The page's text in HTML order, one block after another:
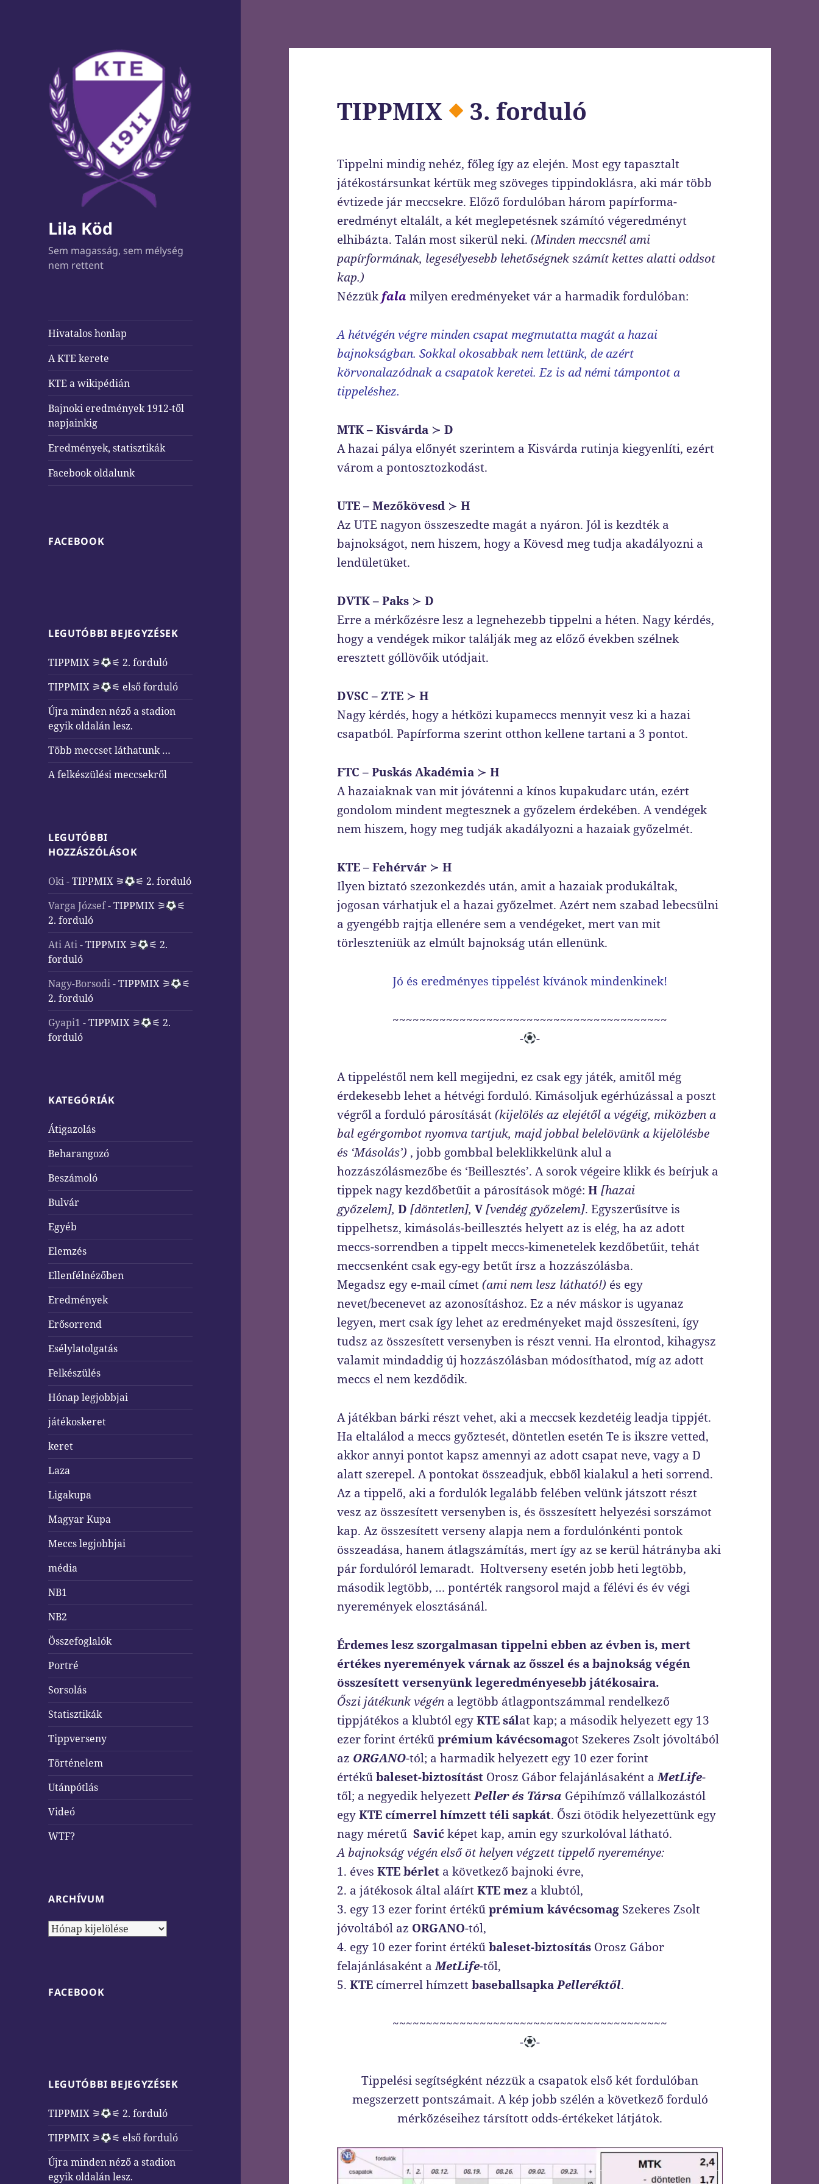
Lila Köd
Sem magasság, sem mélység
nem rettent
Hivatalos honlap
A KTE kerete
KTE a wikipédián
Bajnoki eredmények 1912-től
napjainkig
Eredmények, statisztikák
Facebook oldalunk
FACEBOOK
LEGUTÓBBI BEJEGYZÉSEK
TIPPMIX ⚞
⚟ 2. forduló
TIPPMIX ⚞
⚟ első forduló
Újra minden néző a stadion
egyik oldalán lesz.
Több meccset láthatunk …
A felkészülési meccsekről
LEGUTÓBBI
HOZZÁSZÓLÁSOK
Oki-TIPPMIX ⚞
⚟ 2. forduló
Varga József-TIPPMIX ⚞
⚟
2. forduló
Ati Ati-TIPPMIX ⚞
⚟ 2.
forduló
Nagy-Borsodi-TIPPMIX ⚞
⚟
2. forduló
Gyapi1 -TIPPMIX ⚞
⚟ 2.
forduló
KATEGÓRIÁK
Átigazolás
Beharangozó
Beszámoló
Bulvár
Egyéb
Elemzés
Ellenfélnézőben
Eredmények
Erősorrend
Esélylatolgatás
Felkészülés
Hónap legjobbjai
játékoskeret
keret
Laza
Ligakupa
Magyar Kupa
Meccs legjobbjai
média
NB1
NB2
Összefoglalók
Portré
Sorsolás
Statisztikák
Tippverseny
Történelem
Utánpótlás
Videó
WTF?
ARCHÍVUM
Archívum
FACEBOOK
LEGUTÓBBI BEJEGYZÉSEK
TIPPMIX ⚞
⚟ 2. forduló
TIPPMIX ⚞
⚟ első forduló
Újra minden néző a stadion
egyik oldalán lesz.
TIPPMIX 3. forduló
Tippelni mindig nehéz, főleg így az elején. Most egy tapasztalt
játékostársunkat kértük meg szöveges tippindoklásra, aki már több
évtizede jár meccsekre. Előző fordulóban három papírforma-
eredményt eltalált, a két meglepetésnek számító végeredményt
elhibázta. Talán most sikerül neki.(Minden meccsnél ami
papírformának, legesélyesebb lehetőségnek számít kettes alatti oddsot
kap.)
Nézzükfala milyen eredményeket vár a harmadik fordulóban:
A hétvégén végre minden csapat megmutatta magát a hazai
bajnokságban. Sokkal okosabbak nem lettünk, de azért
körvonalazódnak a csapatok keretei. Ez is ad némi támpontot a
tippeléshez.
MTK – Kisvárda ≻ D
A hazai pálya előnyét szerintem a Kisvárda rutinja kiegyenlíti, ezért
várom a pontosztozkodást.
UTE – Mezőkövesd ≻H
Az UTE nagyon összeszedte magát a nyáron. Jól is kezdték a
bajnokságot, nem hiszem, hogy a Kövesd meg tudja akadályozni a
lendületüket.
DVTK – Paks ≻ D
Erre a mérkőzésre lesz a legnehezebb tippelni a héten. Nagy kérdés,
hogy a vendégek mikor találják meg az előző években szélnek
eresztett góllövőik utódjait.
DVSC – ZTE ≻ H
Nagy kérdés, hogy a hétközi kupameccs mennyit vesz ki a hazai
csapatból. Papírforma szerint otthon kellene tartani a 3 pontot.
FTC – Puskás Akadémia ≻ H
A hazaiaknak van mit jóvátenni a kínos kupakudarc után, ezért
gondolom mindent megtesznek a győzelem érdekében. A vendégek
nem hiszem, hogy meg tudják akadályozni a hazaiak győzelmét.
KTE – Fehérvár ≻H
Ilyen biztató szezonkezdés után, amit a hazaiak produkáltak,
jogosan várhatjuk el a hazai győzelmet. Azért nem szabad lebecsülni
a gyengébb rajtja ellenére sem a vendégeket, mert van mit
törleszteniük az elmúlt bajnokság után ellenünk.
Jó és eredményes tippelést kívánok mindenkinek!
~~~~~~~~~~~~~~~~~~~~~~~~~~~~~~~~~~~~~~~~~
-
-
A tippeléstől nem kell megijedni, ez csak egy játék, amitől még
érdekesebb lehet a hétvégi forduló. Kimásoljuk egérhúzással a poszt
végről a forduló párosítását(kijelölés az elejétől a végéig, miközben a
bal egérgombot nyomva tartjuk, majd jobbal belelövünk a kijelölésbe
és ‘Másolás’) , jobb gombbal beleklikkelünk alul a
hozzászólásmezőbe és ‘Beillesztés’. A sorok végeire klikk és beírjuk a
tippek nagy kezdőbetűit a párosítások mögé:H [hazai
győzelem], D [döntetlen], V[vendég győzelem]. Egyszerűsítve is
tippelhetsz, kimásolás-beillesztés helyett az is elég, ha az adott
meccs-sorrendben a tippelt meccs-kimenetelek kezdőbetűit, tehát
meccsenként csak egy-egy betűt írsz a hozzászólásba.
Megadsz egy e-mail címet(ami nem lesz látható!) és egy
nevet/becenevet az azonosításhoz. Ez a név máskor is ugyanaz
legyen, mert csak így lehet az eredményeket majd összesíteni, így
tudsz az összesített versenyben is részt venni. Ha elrontod, kihagysz
valamit mindaddig új hozzászólásban módosíthatod, míg az adott
meccs el nem kezdődik.
A játékban bárki részt vehet, aki a meccsek kezdetéig leadja tippjét.
Ha eltalálod a meccs győztesét, döntetlen esetén Te is ikszre vetted,
akkor annyi pontot kapsz amennyi az adott csapat neve, vagy a D
alatt szerepel. A pontokat összeadjuk, ebből kialakul a heti sorrend.
Az a tippelő, aki a fordulók legalább felében velünk játszott részt
vesz az összesített versenyben is, és összesített helyezési sorszámot
kap. Az összesített verseny alapja nem a fordulónkénti pontok
összeadása, hanem átlagszámítás, mert így az se kerül hátrányba aki
pár fordulóról lemaradt. Holtverseny esetén jobb heti legtöbb,
második legtöbb, … pontérték rangsorol majd a félévi és év végi
nyeremények elosztásánál.
Érdemes lesz szorgalmasan tippelni ebben az évben is, mert
értékes nyeremények várnak az ősszel és a bajnokság végén
összesített versenyünk legeredményesebb játékosaira.
Őszi játékunk végén a legtöbb átlagpontszámmal rendelkező
tippjátékos a klubtól egyKTE sálat kap; a második helyezett egy 13
ezer forint értékűprémium kávécsomagot Szekeres Zsolt jóvoltából
az ORGANO-tól; a harmadik helyezett egy 10 ezer forint
értékűbaleset-biztosítást Orosz Gábor felajánlásaként aMetLife-
től; a negyedik helyezettPeller és Társa Gépihímző vállalkozástól
egyKTE címerrel hímzett téli sapkát. Őszi ötödik helyezettünk egy
nagy méretűSavićképet kap, amin egy szurkolóval látható.
A bajnokság végén első öt helyen végzett tippelő nyereménye:
1. évesKTE bérlet a következő bajnoki évre,
2. a játékosok által aláírtKTE mez a klubtól,
3. egy 13 ezer forint értékűprémium kávécsomag Szekeres Zsolt
jóvoltából az ORGANO-tól,
4. egy 10 ezer forint értékűbaleset-biztosítás Orosz Gábor
felajánlásaként aMetLife-től,
5.KTE címerrel hímzettbaseballsapka Pelleréktől.
~~~~~~~~~~~~~~~~~~~~~~~~~~~~~~~~~~~~~~~~~
-
-
Tippelési segítségként nézzük a csapatok első két fordulóban
megszerzett pontszámait. A kép jobb szélén a következő forduló
mérkőzéseihez társított odds-értékeket látjátok.